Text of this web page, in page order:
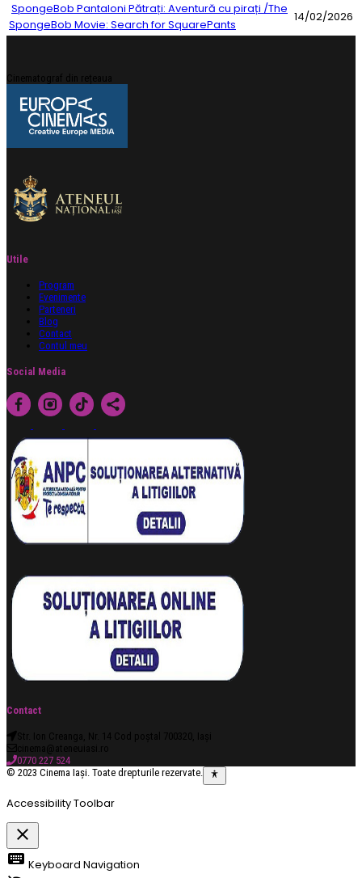
SpongeBob Pantaloni Pătrați: Aventură cu pirați /The
SpongeBob Movie: Search for SquarePants
14/02/2026
Cinematograf din rețeaua
Utile
Program
Evenimente
Parteneri
Blog
Contact
Contul meu
Social Media
Contact
Str. Ion Creanga, Nr. 14 Cod poștal 700320, Iași
cinema@ateneuiasi.ro
0770 227 524
© 2023 Cinema Iași. Toate drepturile rezervate.
Accessibility Toolbar
close
Toggle
the
keyboard Keyboard Navigation